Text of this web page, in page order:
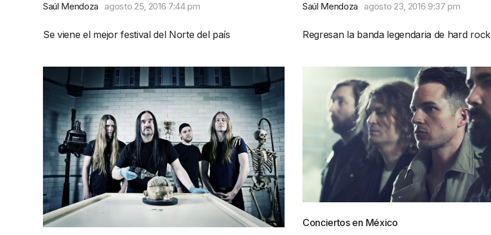
Saúl Mendoza agosto 25, 2016 7:44 pm
Se viene el mejor festival del Norte del país
Saúl Mendoza agosto 23, 2016 9:37 pm
Regresan la banda legendaria de hard rock
Conciertos en México